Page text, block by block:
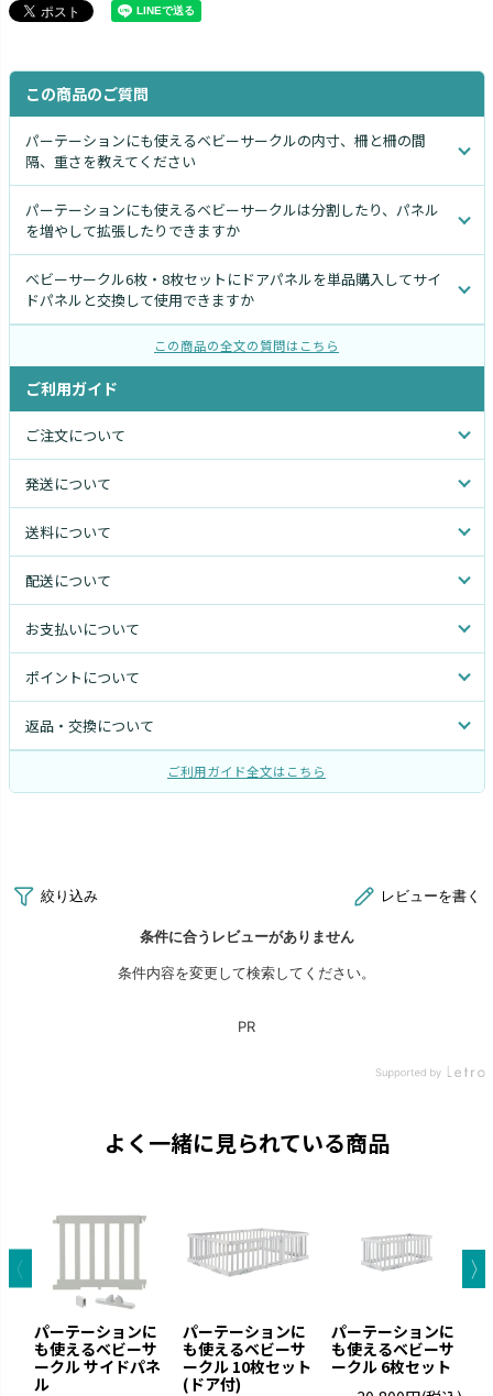
この商品のご質問
パーテーションにも使えるベビーサークルの内寸、柵と柵の間
隔、重さを教えてください
パーテーションにも使えるベビーサークルは分割したり、パネル
を増やして拡張したりできますか
ベビーサークル6枚・8枚セットにドアパネルを単品購入してサイ
ドパネルと交換して使用できますか
この商品の全文の質問はこちら
ご利用ガイド
ご注文について
発送について
送料について
配送について
お支払いについて
ポイントについて
返品・交換について
ご利用ガイド全文はこちら
よく一緒に見られている商品
パーテーションに
も使えるベビーサ
ークル サイドパネ
ル
パーテーションに
も使えるベビーサ
ークル 10枚セット
(ドア付)
パーテーションに
も使えるベビーサ
ークル 6枚セット